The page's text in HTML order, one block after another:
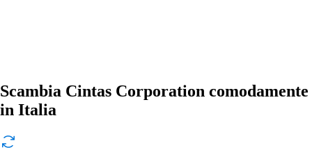
Scambia Cintas Corporation comodamente
in Italia